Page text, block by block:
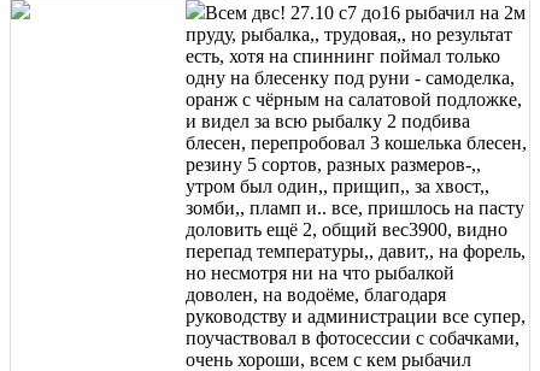
Всем двс! 27.10 с7 до16 рыбачил на 2м
пруду, рыбалка,, трудовая,, но результат
есть, хотя на спиннинг поймал только
одну на блесенку под руни - самоделка,
оранж с чёрным на салатовой подложке,
и видел за всю рыбалку 2 подбива
блесен, перепробовал 3 кошелька блесен,
резину 5 сортов, разных размеров-,,
утром был один,, прищип,, за хвост,,
зомби,, пламп и.. все, пришлось на пасту
доловить ещё 2, общий вес3900, видно
перепад температуры,, давит,, на форель,
но несмотря ни на что рыбалкой
доволен, на водоёме, благодаря
руководству и администрации все супер,
поучаствовал в фотосессии с собачками,
очень хороши, всем с кем рыбачил